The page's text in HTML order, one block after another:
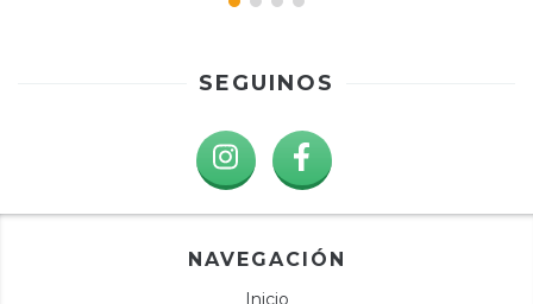
SEGUINOS
NAVEGACIÓN
Inicio